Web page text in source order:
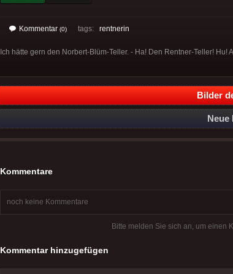
Kommentar (0) tags: rentnerin
Ich hätte gern den Norbert-Blüm-Teller. - Ha! Den Rentner-Teller! Hu!
Bilder
Neue
Kommentare
noch keine Kommentare
Bitte melden Sie sich an, um einen
Kommentar hinzugefügen